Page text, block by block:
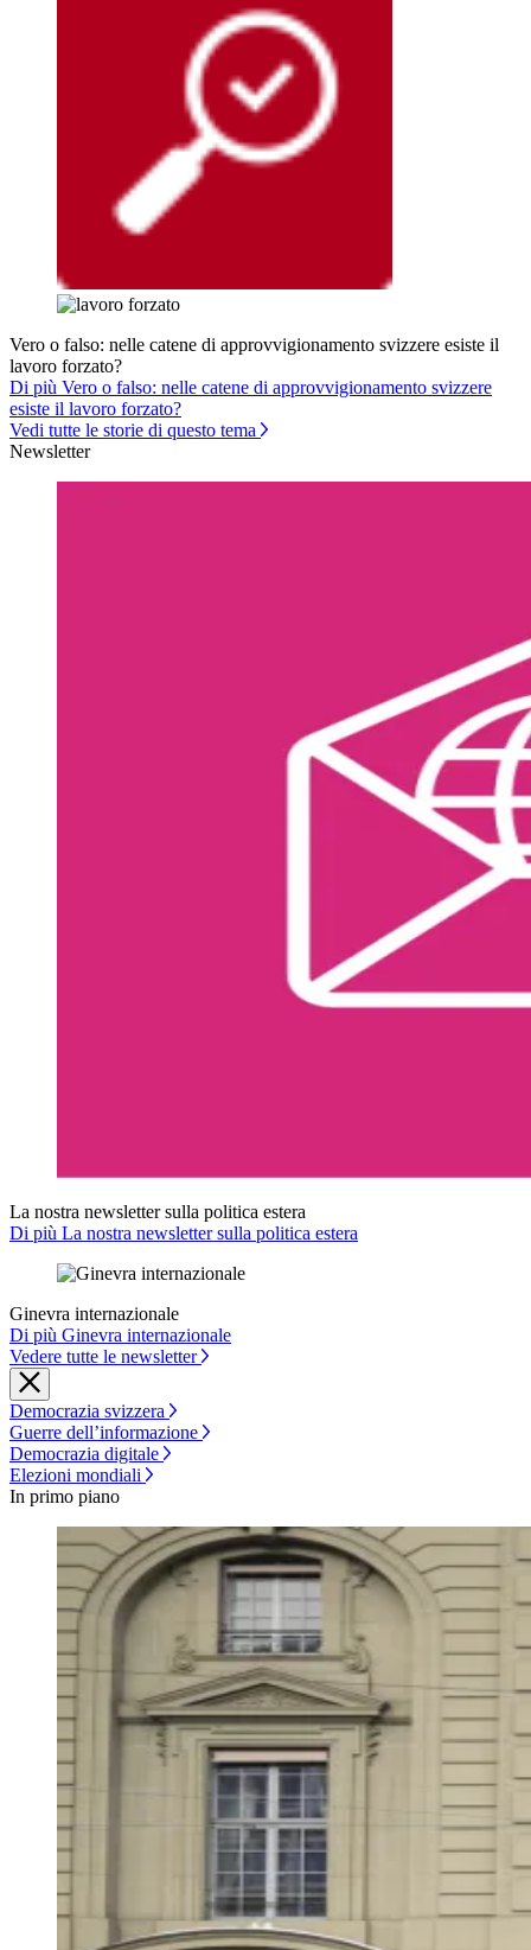
Vero o falso: nelle catene di approvvigionamento svizzere esiste il
lavoro forzato?
Di più Vero o falso: nelle catene di approvvigionamento svizzere
esiste il lavoro forzato?
Vedi tutte le storie di questo tema
Newsletter
La nostra newsletter sulla politica estera
Di più La nostra newsletter sulla politica estera
Ginevra internazionale
Di più Ginevra internazionale
Vedere tutte le newsletter
Democrazia svizzera
Guerre dell’informazione
Democrazia digitale
Elezioni mondiali
In primo piano